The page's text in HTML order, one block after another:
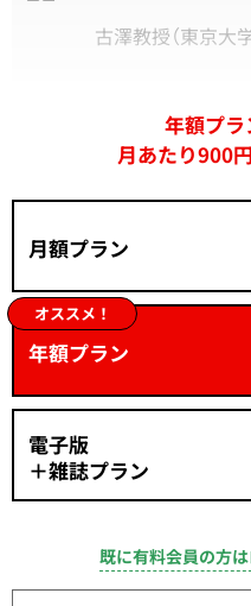
古澤教授（東京大
年額プラ
月あたり900
月額プラン
オススメ！
年額プラン
電子版
＋雑誌プラン
既に有料会員の方